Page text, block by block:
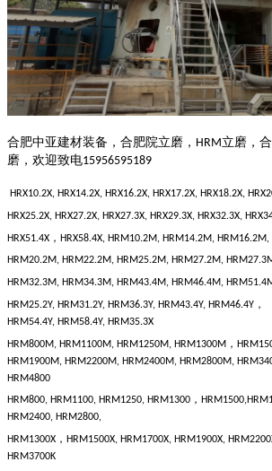
合肥中亚建材装备，合肥院立磨， HRM立磨，
磨，欢迎致电15956595189
HRX10.2X, HRX14.2X, HRX16.2X, HRX17.2X, HRX18.2X,
HRX25.2X, HRX27.2X, HRX27.3X, HRX29.3X, HRX32.3X,
HRX51.4X ， HRX58.4X, HRM10.2M, HRM14.2M,
HRM20.2M, HRM22.2M, HRM25.2M, HRM27.2M,
HRM32.3M, HRM34.3M, HRM43.4M, HRM46.4M,
HRM25.2Y, HRM31.2Y, HRM36.3Y, HRM43.4Y, HRM46.4Y ，
HRM54.4Y, HRM58.4Y, HRM35.3X
HRM800M, HRM1100M, HRM1250M, HRM1300M ，
HRM1900M, HRM2200M, HRM2400M, HRM2800M,
HRM4800
HRM800, HRM1100, HRM1250, HRM1300 ，
HRM2400, HRM2800,
HRM1300X ， HRM1500X, HRM1700X, HRM1900X,
HRM3700K